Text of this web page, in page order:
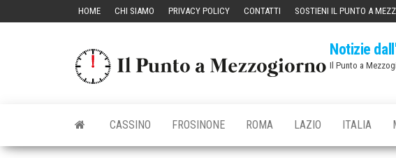
HOME CHI SIAMO PRIVACY POLICY CONTATTI SOSTIENI IL PUNTO A
Notizie
Il Punto a
CASSINO FROSINONE ROMA LAZIO ITALIA